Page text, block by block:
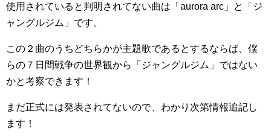
使用されていると判明されてない曲は「aurora arc」と「ジ
ャングルジム」です。
この２曲のうちどちらかが主題歌であるとするならば、僕
らの７日間戦争の世界観から「ジャングルジム」ではない
かと考察できます！
まだ正式には発表されてないので、わかり次第情報追記し
ます！